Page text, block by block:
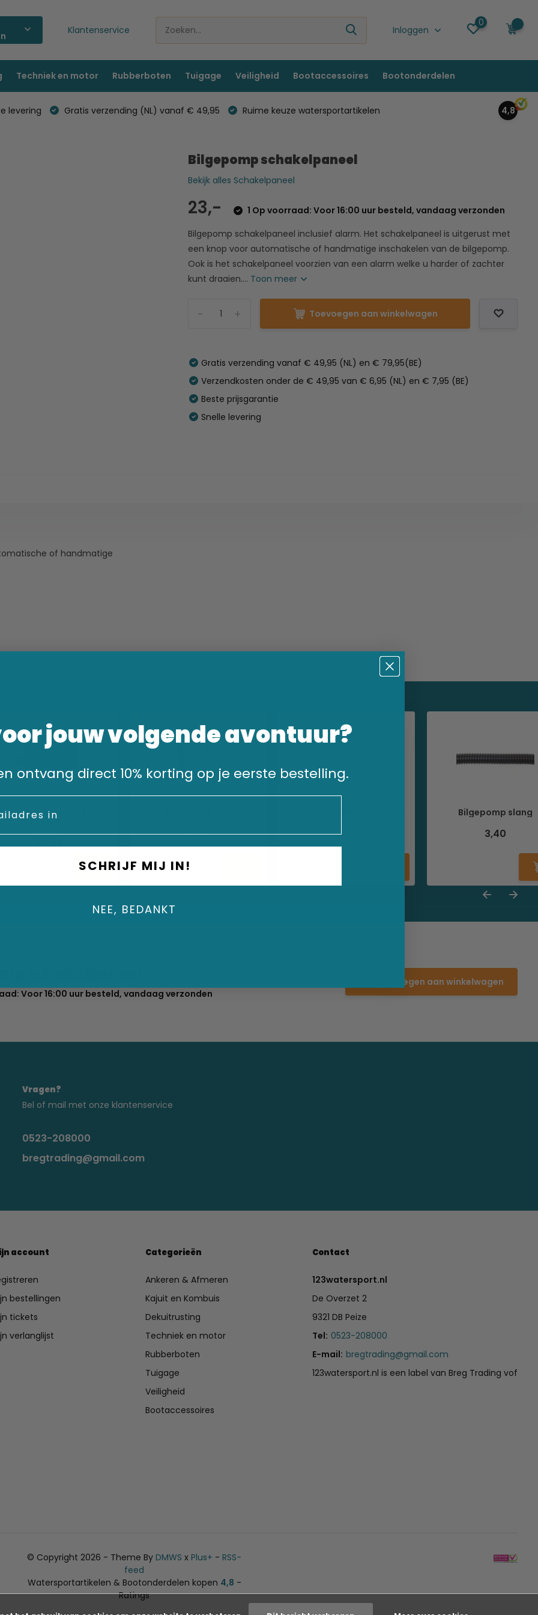
Klantenservice Inloggen
0
Techniek en motor Rubberboten Tuigage Veiligheid Bootaccessoires Bootonderdelen
levering Gratis verzending (NL) vanaf € 49,95 Ruime keuze watersportartikelen 4,8
Bilgepomp schakelpaneel
Bekijk alles Schakelpaneel
23,-
1 Op voorraad: Voor 16:00 uur besteld, vandaag verzonden
Bilgepomp schakelpaneel inclusief alarm. Het schakelpaneel is uitgerust met
een knop voor automatische of handmatige inschakelen van de bilgepomp.
Ook is het schakelpaneel voorzien van een alarm welke u harder of zachter
kunt draaien.... Toon meer
+
- Toevoegen aan winkelwagen
Gratis verzending vanaf € 49,95 (NL) en € 79,95(BE)
Verzendkosten onder de € 49,95 van € 6,95 (NL) en € 7,95 (BE)
Beste prijsgarantie
Snelle levering
of handmatige
bilgepomp 12
Volt
39,95
21,50 18,95
Bilgepomp slang
3,40
Voor 16:00 uur besteld, vandaag verzonden
Toevoegen aan winkelwagen
Vragen?
Bel of mail met onze klantenservice
0523-208000
bregtrading@gmail.com
account
bestellingen
tickets
verlanglijst
Categorieën
Ankeren & Afmeren
Kajuit en Kombuis
Dekuitrusting
Techniek en motor
Rubberboten
Tuigage
Veiligheid
Bootaccessoires
Contact
123watersport.nl
De Overzet 2
9321 DB Peize
Tel: 0523-208000
E-mail: bregtrading@gmail.com
123watersport.nl is een label van Breg Trading vof
© Copyright 2026 - Theme By DMWS x Plus+ - RSS-
feed
Watersportartikelen & Bootonderdelen kopen 4,8 -
Ratings
jouw volgende avontuur?
ontvang direct 10% korting op je eerste bestelling.
SCHRIJF MIJ IN!
NEE, BEDANKT